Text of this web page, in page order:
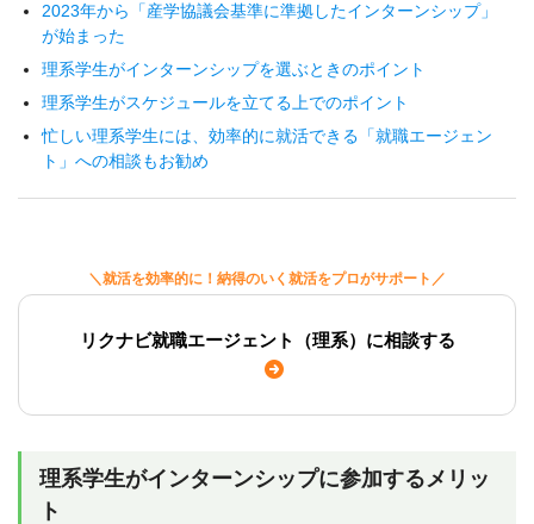
2023年から「産学協議会基準に準拠したインターンシップ」
が始まった
理系学生がインターンシップを選ぶときのポイント
理系学生がスケジュールを立てる上でのポイント
忙しい理系学生には、効率的に就活できる「就職エージェン
ト」への相談もお勧め
＼就活を効率的に！納得のいく就活をプロがサポート／
リクナビ就職エージェント（理系）に相談する
理系学生がインターンシップに参加するメリッ
ト